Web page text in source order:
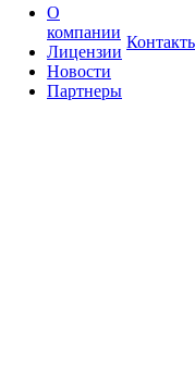
О
компании
Лицензии
Новости
Партнеры